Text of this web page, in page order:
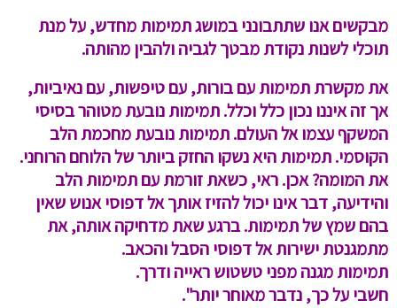
מבקשים אנו שתתבונני במושג תמימות מחדש, על מנת
תוכלי לשנות נקודת מבטך לגביה ולהבין מהותה.
את מקשרת תמימות עם בורות, עם טיפשות, עם נאיביות,
אך זה איננו נכון כלל וכלל. תמימות נובעת מטוהר בסיסי
המשקף עצמו אל העולם. תמימות נובעת מחכמת הלב
הקוסמי. תמימות היא נשקו החזק ביותר של הלוחם הרוחני.
את המומה? אכן. ראי, כשאת זורמת עם תמימות הלב
והידיעה, דבר אינו יכול להזיז אותך אל דפוסי אנוש שאין
בהם שמץ של תמימות. ברגע שאת מדחיקה אותה, את
מתמגנטת ישירות אל דפוסי הסבל והכאב.
תמימות מגנה מפני טשטוש ראייה ודרך.
חשבי על כך, נדבר מאוחר יותר".